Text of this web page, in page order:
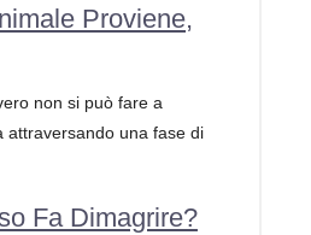
Proviene,
non si può fare a
attraversando una fase di
Fa Dimagrire?